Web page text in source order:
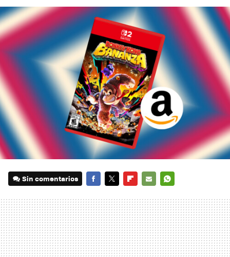
Sin comentarios
MAIL